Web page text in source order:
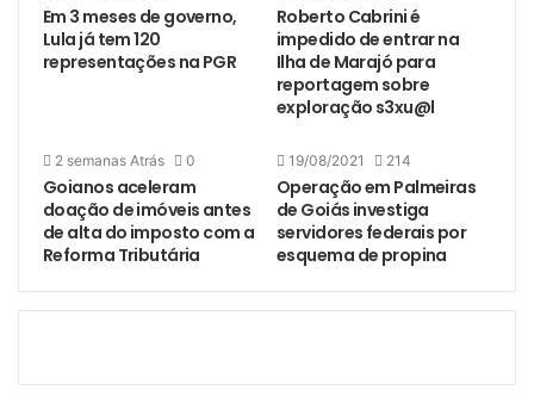
Em 3 meses de governo,
Lula já tem 120
representações na PGR
Roberto Cabrini é
impedido de entrar na
Ilha de Marajó para
reportagem sobre
exploração s3xu@l
2 semanas Atrás 0
Goianos aceleram
doação de imóveis antes
de alta do imposto com a
Reforma Tributária
19/08/2021 214
Operação em Palmeiras
de Goiás investiga
servidores federais por
esquema de propina